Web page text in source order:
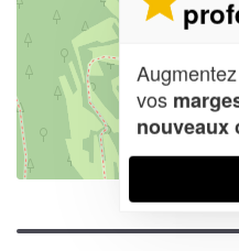
| Map
vos
nouveaux